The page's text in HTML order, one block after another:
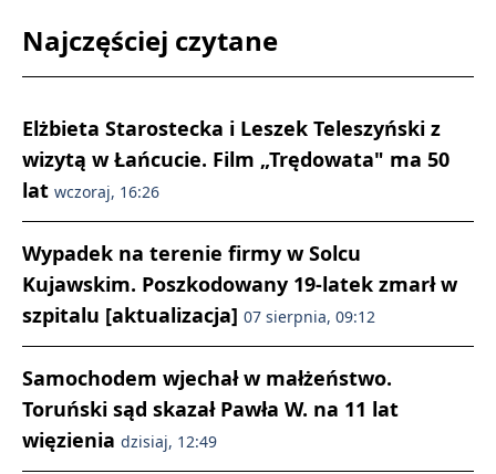
Najczęściej czytane
Elżbieta Starostecka i Leszek Teleszyński z
wizytą w Łańcucie. Film „Trędowata" ma 50
lat wczoraj, 16:26
Wypadek na terenie firmy w Solcu
Kujawskim. Poszkodowany 19-latek zmarł w
szpitalu [aktualizacja] 07 sierpnia, 09:12
Samochodem wjechał w małżeństwo.
Toruński sąd skazał Pawła W. na 11 lat
więzienia dzisiaj, 12:49